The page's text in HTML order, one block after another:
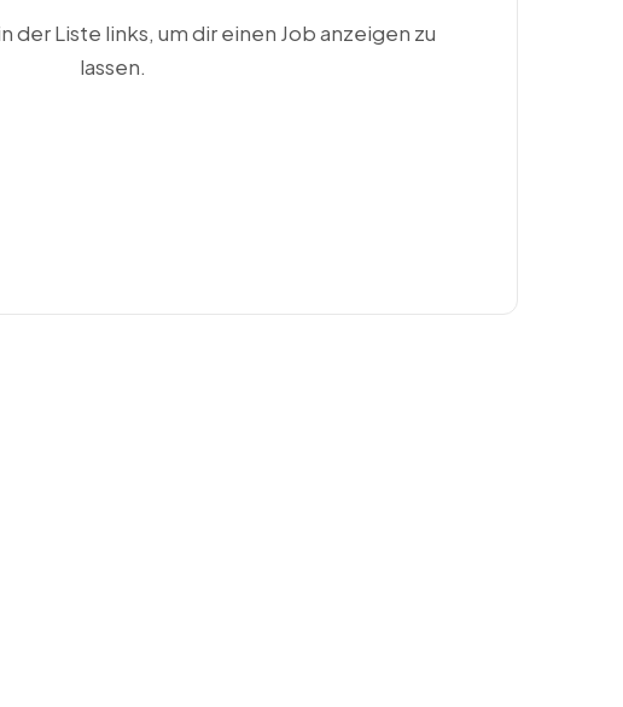
der Liste links, um dir einen Job anzeigen zu
lassen.